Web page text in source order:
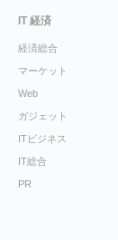
IT 経済
経済総合
マーケット
Web
ガジェット
ITビジネス
IT総合
PR